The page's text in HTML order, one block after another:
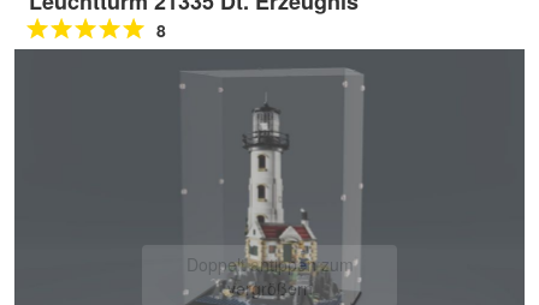
8
Doppelt antippen zum
vergrößern